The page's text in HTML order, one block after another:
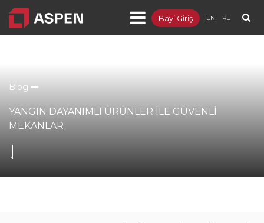
EN RU
Bayi Giriş
Kurumsal
Blog
YANGIN DAYANIMLI ÜRÜNLER İLE GÜVENLİ
MEKANLAR